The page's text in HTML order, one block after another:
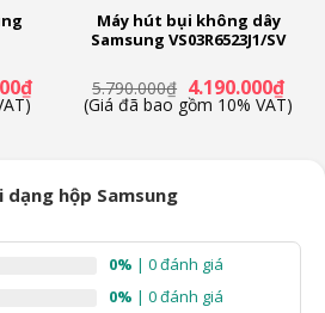
₫Giá
Máy hút bụi không dây
Samsung VS03R6523J1/SV
5.790.000₫ Giá
gốc
là:
4.190.000₫Giá
hiện
tại
(Giá đã bao gồm 10% VAT)
hộp Samsung
0% | 0 đánh giá
0% | 0 đánh giá